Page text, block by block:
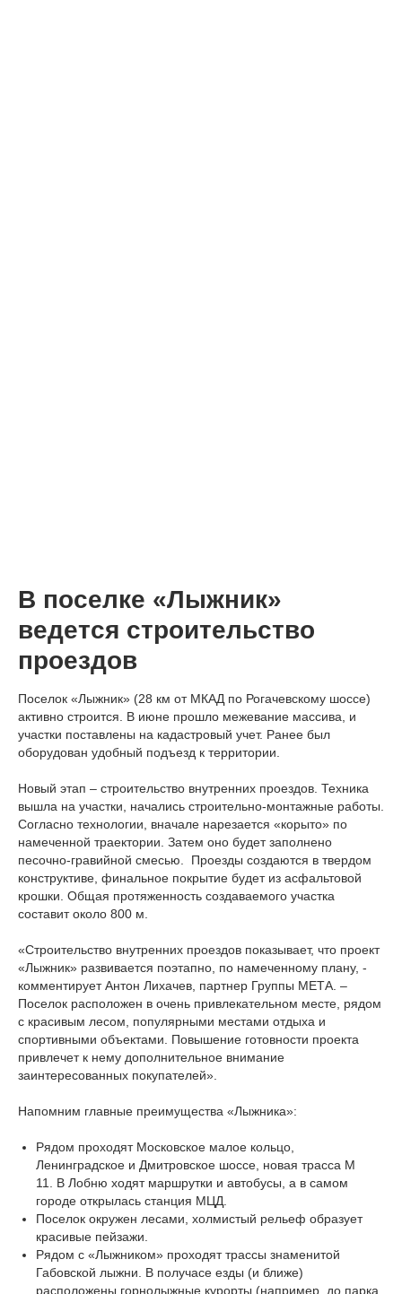
В поселке «Лыжник»
ведется строительство
проездов
Поселок «Лыжник» (28 км от МКАД по Рогачевскому шоссе)
активно строится. В июне прошло межевание массива, и
участки поставлены на кадастровый учет. Ранее был
оборудован удобный подъезд к территории.
Новый этап – строительство внутренних проездов. Техника
вышла на участки, начались строительно-монтажные работы.
Согласно технологии, вначале нарезается «корыто» по
намеченной траектории. Затем оно будет заполнено
песочно-гравийной смесью. Проезды создаются в твердом
конструктиве, финальное покрытие будет из асфальтовой
крошки. Общая протяженность создаваемого участка
составит около 800 м.
«Строительство внутренних проездов показывает, что проект
«Лыжник» развивается поэтапно, по намеченному плану, -
комментирует Антон Лихачев, партнер Группы МЕТА. –
Поселок расположен в очень привлекательном месте, рядом
с красивым лесом, популярными местами отдыха и
спортивными объектами. Повышение готовности проекта
привлечет к нему дополнительное внимание
заинтересованных покупателей».
Напомним главные преимущества «Лыжника»:
Рядом проходят Московское малое кольцо,
Ленинградское и Дмитровское шоссе, новая трасса М
11. В Лобню ходят маршрутки и автобусы, а в самом
городе открылась станция МЦД.
Поселок окружен лесами, холмистый рельеф образует
красивые пейзажи.
Рядом с «Лыжником» проходят трассы знаменитой
Габовской лыжни. В получасе езды (и ближе)
расположены горнолыжные курорты (например, до парка